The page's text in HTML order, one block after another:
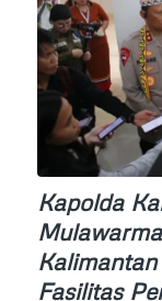
Kapolda
Fasilitas